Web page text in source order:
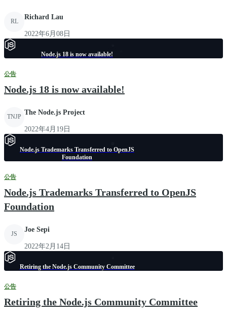
RL
Richard Lau
2022年6月08日
Node.js 18 is now available!
公告
Node.js 18 is now available!
TNJP
The Node.js Project
2022年4月19日
Node.js Trademarks Transferred to OpenJS
Foundation
公告
Node.js Trademarks Transferred to OpenJS
Foundation
JS
Joe Sepi
2022年2月14日
Retiring the Node.js Community Committee
公告
Retiring the Node.js Community Committee